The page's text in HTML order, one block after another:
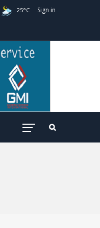
25°C Sign in